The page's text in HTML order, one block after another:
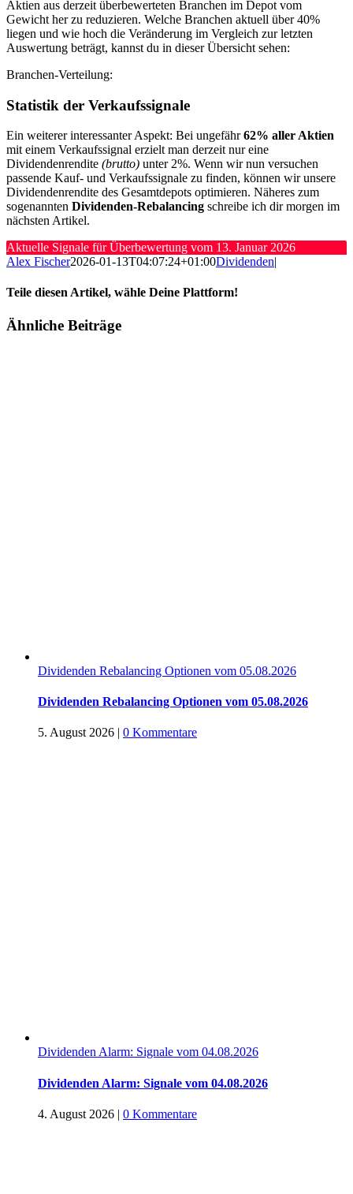
Aktien aus derzeit überbewerteten Branchen im Depot vom
Gewicht her zu reduzieren. Welche Branchen aktuell über 40%
liegen und wie hoch die Veränderung im Vergleich zur letzten
Auswertung beträgt, kannst du in dieser Übersicht sehen:
Branchen-Verteilung:
Statistik der Verkaufssignale
Ein weiterer interessanter Aspekt: Bei ungefähr62% aller Aktien
mit einem Verkaufssignal erzielt man derzeit nur eine
Dividendenrendite (brutto) unter 2%. Wenn wir nun versuchen
passende Kauf- und Verkaufssignale zu finden, können wir unsere
Dividendenrendite des Gesamtdepots optimieren. Näheres zum
sogenannten Dividenden-Rebalancing schreibe ich dir morgen im
nächsten Artikel.
Aktuelle Signale für Überbewertung vom 13. Januar 2026
Alex Fischer2026-01-13T04:07:24+01:00Dividenden|
Teile diesen Artikel, wähle Deine Plattform!
Facebook
Twitter
Reddit
LinkedIn
Tumblr
Pinterest
Vk
E-
Ähnliche Beiträge
Dividenden Rebalancing Optionen vom 05.08.2026
Dividenden Rebalancing Optionen vom 05.08.2026
5. August 2026 | 0 Kommentare
Dividenden Alarm: Signale vom 04.08.2026
Dividenden Alarm: Signale vom 04.08.2026
4. August 2026 | 0 Kommentare